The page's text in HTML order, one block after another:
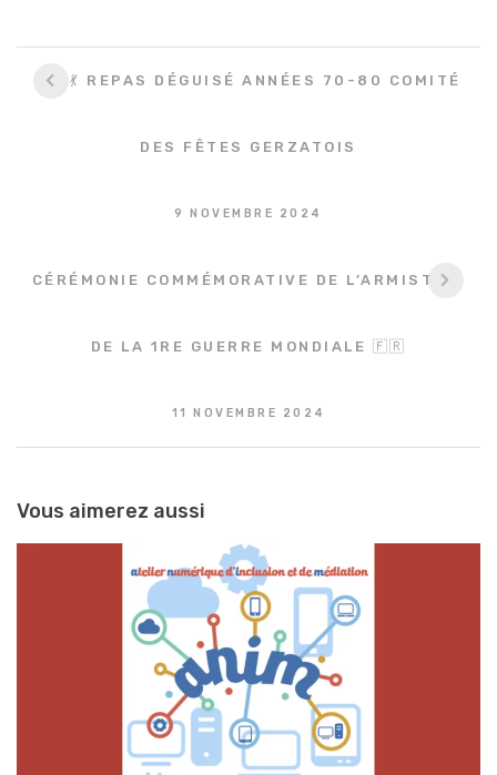
Navigation
entre
🪩🕺💃 REPAS DÉGUISÉ ANNÉES 70-80 COMITÉ
DES FÊTES GERZATOIS
9 NOVEMBRE 2024
CÉRÉMONIE COMMÉMORATIVE DE L’ARMISTICE
DE LA 1RE GUERRE MONDIALE 🇫🇷
11 NOVEMBRE 2024
Vous aimerez aussi